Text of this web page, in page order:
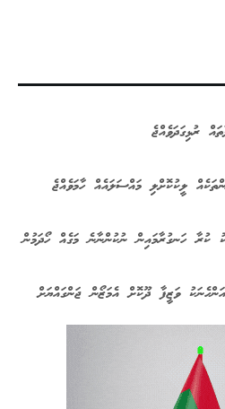
ރުޅިގަދަވެއްޖެ
ލީކުކޮށްލި މައްސަލައެއް ހާމަވެއްޖެ
ހަނގުރާމައިން ނުކުންނާނެ މަގެއް ހޯދަމުން
ވަޒީފާ ދޫކޮށް އެމަޒޯން ޖަންގައްޔަށް